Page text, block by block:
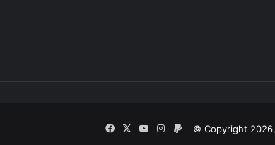
© Copyright
FacebookYouTubeInstagram
PayPal